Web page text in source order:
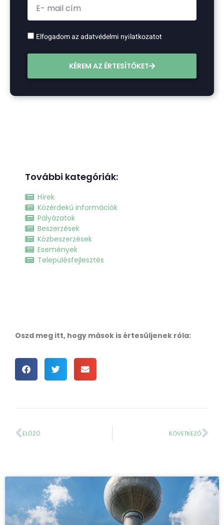
Elfogadom az adatvédelmi nyilatkozatot
KÉREM AZ ÉRTESÍTŐKET
További kategóriák:
Hírek
Közérdekű információk
Pályázatok
Beszerzések
Közbeszerzések
Események
Településfejlesztés
Oszd meg itt, hogy mások is értesüljenek róla:
ELŐZŐ KÖVETKEZŐ